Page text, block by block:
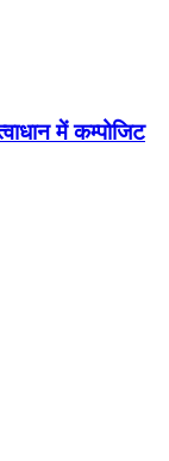
में कम्पोजिट